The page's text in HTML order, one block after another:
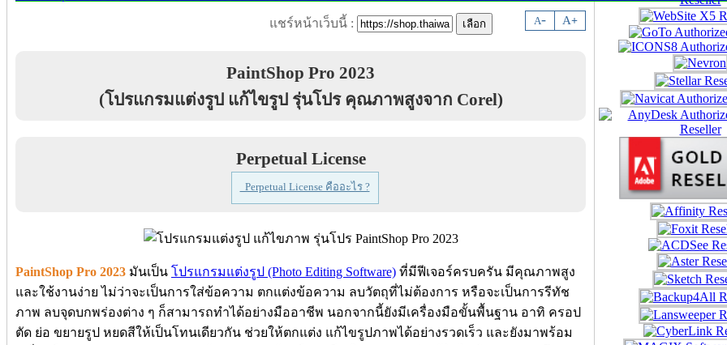
A- A+
แชร์หน้าเว็บนี้ :
PaintShop Pro 2023
(โปรแกรมแต่งรูป แก้ไขรูป รุ่นโปร คุณภาพสูงจาก Corel)
Perpetual License
Perpetual License คืออะไร ?
PaintShop Pro 2023 มันเป็น โปรแกรมแต่งรูป (Photo Editing Software) ที่มีฟีเจอร์ครบครัน มีคุณภาพสูง
และใช้งานง่าย ไม่ว่าจะเป็นการใส่ข้อความ ตกแต่งข้อความ ลบวัตถุที่ไม่ต้องการ หรือจะเป็นการรีทัช
ภาพ ลบจุดบกพร่องต่าง ๆ ก็สามารถทำได้อย่างมืออาชีพ นอกจากนี้ยังมีเครื่องมือขั้นพื้นฐาน อาทิ ครอป
ตัด ย่อ ขยายรูป หยดสีให้เป็นโทนเดียวกัน ช่วยให้ตกแต่ง แก้ไขรูปภาพได้อย่างรวดเร็ว และยังมาพร้อม